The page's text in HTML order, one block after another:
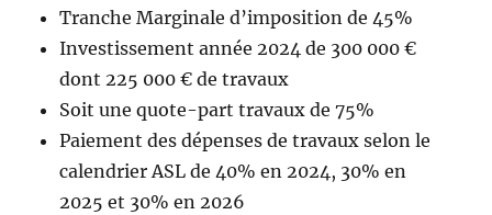
Tranche Marginale d’imposition de 45%
Investissement année 2024 de 300 000 €
dont 225 000 € de travaux
Soit une quote-part travaux de 75%
Paiement des dépenses de travaux selon le
calendrier ASL de 40% en 2024, 30% en
2025 et 30% en 2026